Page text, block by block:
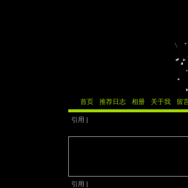
首页 推荐日志 相册 关于我 留
引用 |
引用 |